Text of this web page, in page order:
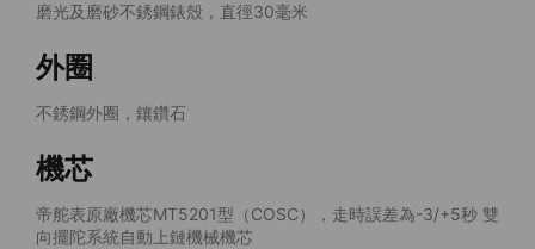
磨光及磨砂不銹鋼錶殼，直徑30毫米
外圈
不銹鋼外圈，鑲鑽石
機芯
帝舵表原廠機芯MT5201型（COSC），走時誤差為-3/+5秒 雙
向擺陀系統自動上鏈機械機芯